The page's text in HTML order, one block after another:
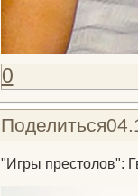
0
Поделиться
"Игры престолов":